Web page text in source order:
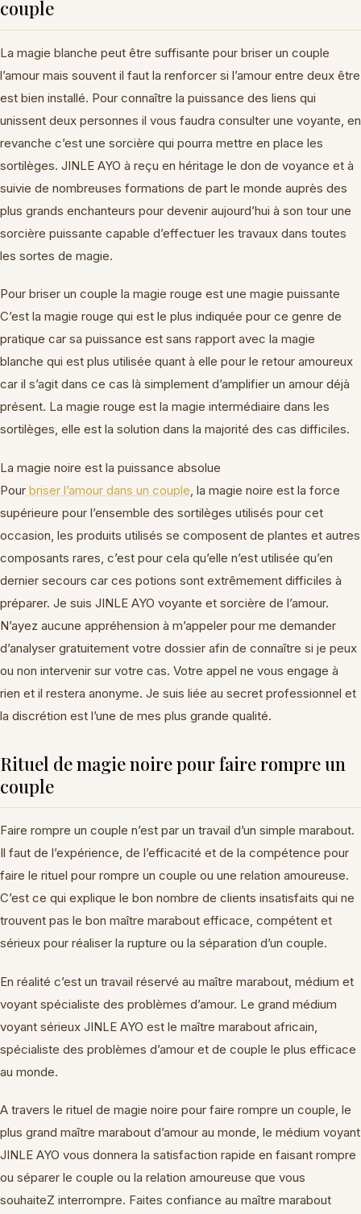
couple
La magie blanche peut être suffisante pour briser un couple
l’amour mais souvent il faut la renforcer si l’amour entre deux être
est bien installé. Pour connaître la puissance des liens qui
unissent deux personnes il vous faudra consulter une voyante, en
revanche c’est une sorcière qui pourra mettre en place les
sortilèges. JINLE AYO à reçu en héritage le don de voyance et à
suivie de nombreuses formations de part le monde auprès des
plus grands enchanteurs pour devenir aujourd’hui à son tour une
sorcière puissante capable d’effectuer les travaux dans toutes
les sortes de magie.
Pour briser un couple la magie rouge est une magie puissante
C’est la magie rouge qui est le plus indiquée pour ce genre de
pratique car sa puissance est sans rapport avec la magie
blanche qui est plus utilisée quant à elle pour le retour amoureux
car il s’agit dans ce cas là simplement d’amplifier un amour déjà
présent. La magie rouge est la magie intermédiaire dans les
sortilèges, elle est la solution dans la majorité des cas difficiles.
La magie noire est la puissance absolue
Pour briser l’amour dans un couple , la magie noire est la force
supérieure pour l’ensemble des sortilèges utilisés pour cet
occasion, les produits utilisés se composent de plantes et autres
composants rares, c’est pour cela qu’elle n’est utilisée qu’en
dernier secours car ces potions sont extrêmement difficiles à
préparer. Je suis JINLE AYO voyante et sorcière de l’amour.
N’ayez aucune appréhension à m’appeler pour me demander
d’analyser gratuitement votre dossier afin de connaître si je peux
ou non intervenir sur votre cas. Votre appel ne vous engage à
rien et il restera anonyme. Je suis liée au secret professionnel et
la discrétion est l’une de mes plus grande qualité.
Rituel de magie noire pour faire rompre un
couple
Faire rompre un couple n’est par un travail d’un simple marabout.
Il faut de l’expérience, de l’efficacité et de la compétence pour
faire le rituel pour rompre un couple ou une relation amoureuse.
C’est ce qui explique le bon nombre de clients insatisfaits qui ne
trouvent pas le bon maître marabout efficace, compétent et
sérieux pour réaliser la rupture ou la séparation d’un couple.
En réalité c’est un travail réservé au maître marabout, médium et
voyant spécialiste des problèmes d’amour. Le grand médium
voyant sérieux JINLE AYO est le maître marabout africain,
spécialiste des problèmes d’amour et de couple le plus efficace
au monde.
A travers le rituel de magie noire pour faire rompre un couple, le
plus grand maître marabout d’amour au monde, le médium voyant
JINLE AYO vous donnera la satisfaction rapide en faisant rompre
ou séparer le couple ou la relation amoureuse que vous
souhaiteZ interrompre. Faites confiance au maître marabout